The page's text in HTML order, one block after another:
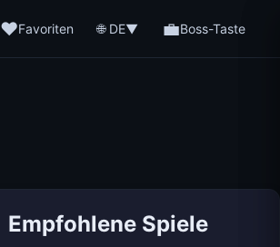
❤️Favoriten 🌐 DE▼ 💼Boss-Taste
Empfohlene Spiele